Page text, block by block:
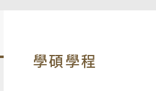
學碩學程